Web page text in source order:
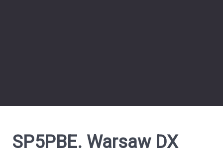
SP5PBE. Warsaw DX